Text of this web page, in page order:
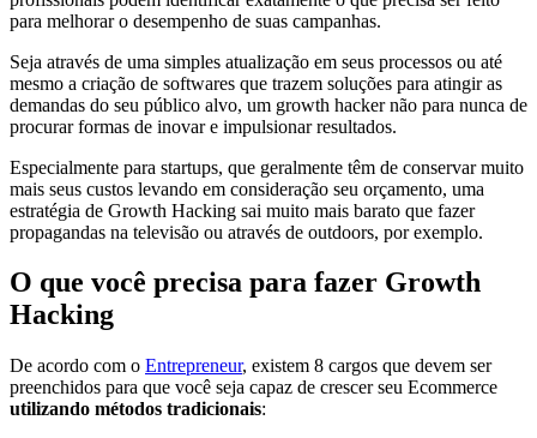
para melhorar o desempenho de suas campanhas.
Seja através de uma simples atualização em seus processos ou até
mesmo a criação de softwares que trazem soluções para atingir as
demandas do seu público alvo, um growth hacker não para nunca de
procurar formas de inovar e impulsionar resultados.
Especialmente para startups, que geralmente têm de conservar muito
mais seus custos levando em consideração seu orçamento, uma
estratégia de Growth Hacking sai muito mais barato que fazer
propagandas na televisão ou através de outdoors, por exemplo.
O que você precisa para fazer Growth
Hacking
De acordo com o Entrepreneur, existem 8 cargos que devem ser
preenchidos para que você seja capaz de crescer seu Ecommerce
utilizando métodos tradicionais: